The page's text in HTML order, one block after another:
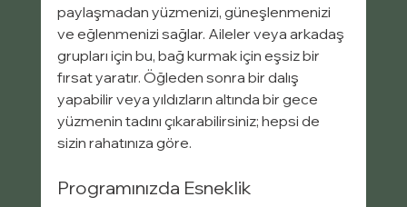
paylaşmadan yüzmenizi, güneşlenmenizi
ve eğlenmenizi sağlar. Aileler veya arkadaş
grupları için bu, bağ kurmak için eşsiz bir
fırsat yaratır. Öğleden sonra bir dalış
yapabilir veya yıldızların altında bir gece
yüzmenin tadını çıkarabilirsiniz; hepsi de
sizin rahatınıza göre.
Programınızda Esneklik